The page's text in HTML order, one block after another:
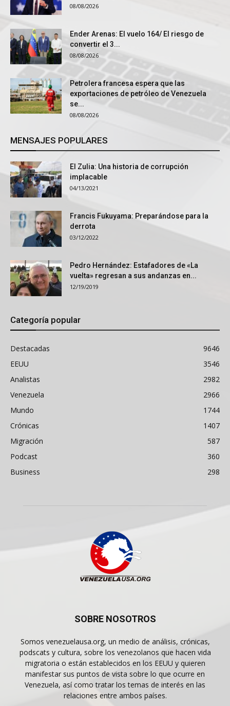
08/08/2026
Ender Arenas: El vuelo 164/ El riesgo de
convertir el 3...
08/08/2026
Petrolera francesa espera que las
exportaciones de petróleo de Venezuela
se...
08/08/2026
MENSAJES POPULARES
El Zulia: Una historia de corrupción
implacable
04/13/2021
Francis Fukuyama: Preparándose para la
derrota
03/12/2022
Pedro Hernández: Estafadores de «La
vuelta» regresan a sus andanzas en...
12/19/2019
Categoría popular
Destacadas
9646
EEUU
3546
Analistas
2982
Venezuela
2966
Mundo
1744
Crónicas
1407
Migración
587
Podcast
360
Business
298
SOBRE NOSOTROS
Somos venezuelausa.org, un medio de análisis, crónicas,
podscats y cultura, sobre los venezolanos que hacen vida
migratoria o están establecidos en los EEUU y quieren
manifestar sus puntos de vista sobre lo que ocurre en
Venezuela, así como tratar los temas de interés en las
relaciones entre ambos países.